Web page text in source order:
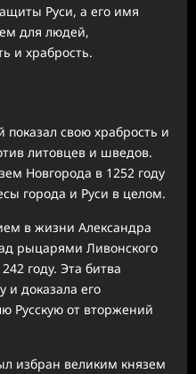
Руси, а его имя
для людей,
и храбрость.
свою храбрость и
литовцев и шведов.
Новгорода в 1252 году
города и Руси в целом.
в жизни Александра
рыцарями Ливонского
году. Эта битва
и доказала его
Русскую от вторжений
избран великим князем